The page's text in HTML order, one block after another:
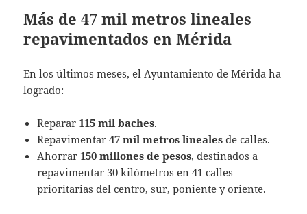
Más de 47 mil metros lineales
repavimentados en Mérida
En los últimos meses, el Ayuntamiento de Mérida ha
logrado:
Reparar115 mil baches.
Repavimentar47 mil metros lineales de calles.
Ahorrar150 millones de pesos, destinados a
repavimentar 30 kilómetros en 41 calles
prioritarias del centro, sur, poniente y oriente.